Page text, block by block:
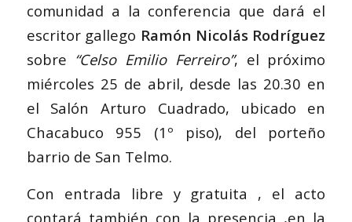
comunidad a la conferencia que dará el
escritor gallego Ramón Nicolás Rodríguez
sobre “Celso Emilio Ferreiro”, el próximo
miércoles 25 de abril, desde las 20.30 en
el Salón Arturo Cuadrado, ubicado en
Chacabuco 955 (1º piso), del porteño
barrio de San Telmo.
Con entrada libre y gratuita , el acto
contará también con la presencia ,en la